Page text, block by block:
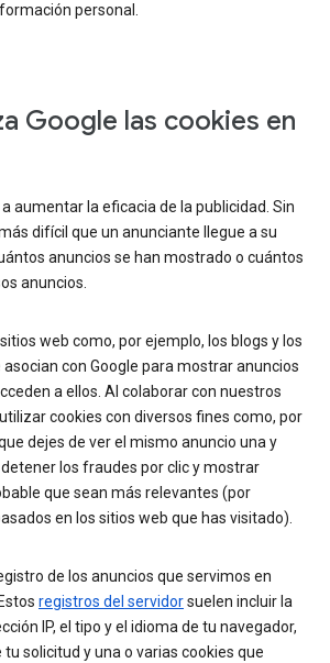
personal.
Google las cookies en
aumentar la eficacia de la publicidad. Sin
difícil que un anunciante llegue a su
anuncios se han mostrado o cuántos
anuncios.
web como, por ejemplo, los blogs y los
con Google para mostrar anuncios
a ellos. Al colaborar con nuestros
cookies con diversos fines como, por
dejes de ver el mismo anuncio una y
los fraudes por clic y mostrar
que sean más relevantes (por
en los sitios web que has visitado).
de los anuncios que servimos en
registros del servidorsuelen incluir la
IP, el tipo y el idioma de tu navegador,
tu solicitud y una o varias cookies que